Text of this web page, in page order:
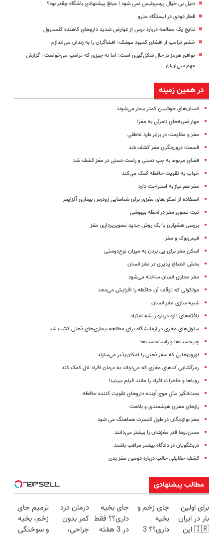
دنیل بی خیال پرسپولیس نمی شود | مبلغ پیشنهادی باشگاه چقدر بود؟
قطار دودی در ایستگاه مترو
نتایج یک مطالعه درباره ترس از عوارض شدید داروهای کاهنده کلسترول
خشم ترامپ از افشای کمبود موشک؛ افشاگران را به زندان می‌اندازم
توافق هرمز در حال شکل‌گیری است؛ اما نه چیزی که ترامپ می‌خواست | گزارش
مهم سی‌ان‌ان
در همین زمینه
انسان‌های خوشبین کمتر بیمار می‌شوند
مهار ضربه‌های نامرئی به مغز!
مغز و مقاومت در برابر طرد عاطفی
قسمت درون‌نگری مغز کشف شد
فضای مربوط به چپ دستی و راست دستی در مغز کشف شد
خواب به تقویت حافظه کمک می‌کند
مغز هم نیاز به استراحت دارد
استفاده از اسکن‌های مغزی برای شناسایی زودرس بیماری آلزایمر
ثبت تصویر مغز در لحظه بیهوشی
بررسی هشیاری با یک روش جدید تصویربرداری مغز
فیس‌بوک و مغز
اسکن مغز برای پی بردن به میزان نوع‌دوستی
بخش انطباق پذیری در مغز انسان
مغز مجازی انسان ساخته می‌شود
مولکولی که توقف آن حافظه را افزایش می‌دهد
شبیه سازی مغز انسان
یافته‌های تازه درباره ریشه اعتیاد
سلول‌های مغزی در آزمایشگاه برای مطالعه بیماری‌های ذهنی کشت شد
چپ‌دست‌ها و راست‌دست‌ها
نورون‌هایی که سفر ذهنی را امکان‌پذیر می‌سازند
رمزگشایی کدهای مغزی که می‌تواند به درمان افراد لال کمک کند
رویاها و خاطرات افراد را مانند فیلم ببینید!
بحث‌انگیز مثل موج آینده داروهای تقویت کننده حافظه
رازهای مغزی هوشمندی و بلاهت
مغز نوازندگان در طول کنسرت هماهنگ می شود
مسن‌ترها قدر مغزشان را بیشتر می‌دانند
دروغگویان در دادگاه بیشتر مراقب باشند
کشف حقایقی جالب درباره دومین مغز بدن
مطالب پیشنهادی
برای اولین
بار در ایران
🇮🇷 این
جای زخم و
بخیه
داری؟؟ 3
جای بخیه
داری؟؟ فقط
در 3 هفته
درمان درد
کمر بدون
جراحی،
ترمیم جای
زخم، بخیه
و سوختگی